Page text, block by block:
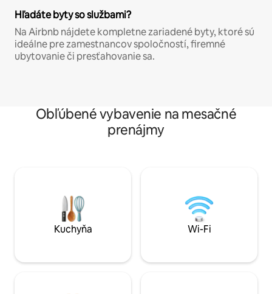
Hľadáte byty so službami?
Na Airbnb nájdete kompletne zariadené byty, ktoré sú
ideálne pre zamestnancov spoločností, firemné
ubytovanie či presťahovanie sa.
Obľúbené vybavenie na mesačné
prenájmy
Kuchyňa Wi-Fi